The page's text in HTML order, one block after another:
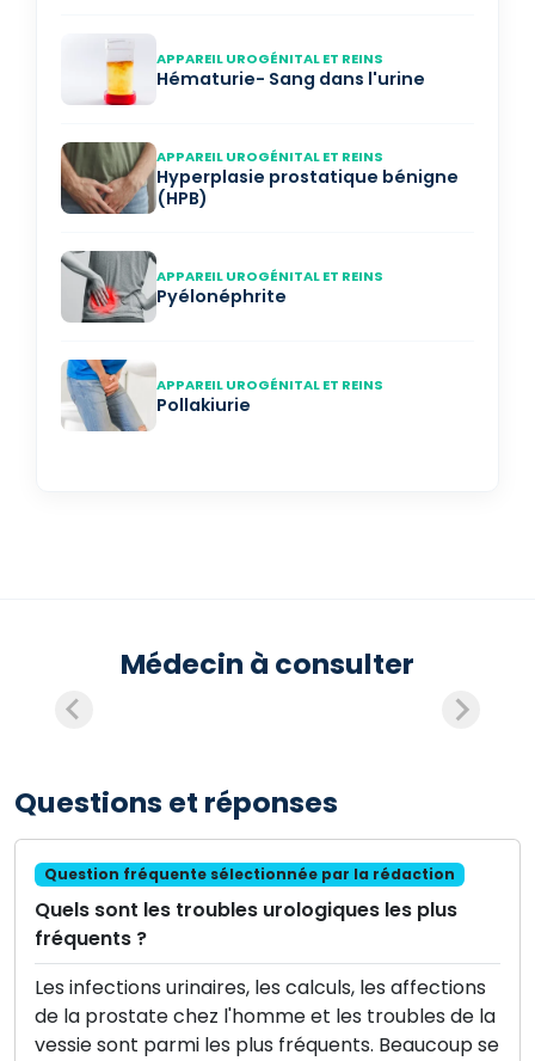
APPAREIL UROGÉNITAL ET REINS
Hématurie- Sang dans l'urine
APPAREIL UROGÉNITAL ET REINS
Hyperplasie prostatique bénigne
(HPB)
APPAREIL UROGÉNITAL ET REINS
Pyélonéphrite
APPAREIL UROGÉNITAL ET REINS
Pollakiurie
Médecin à consulter
Questions et réponses
Question fréquente sélectionnée par la rédaction
Quels sont les troubles urologiques les plus
fréquents ?
Les infections urinaires, les calculs, les affections
de la prostate chez l'homme et les troubles de la
vessie sont parmi les plus fréquents. Beaucoup se